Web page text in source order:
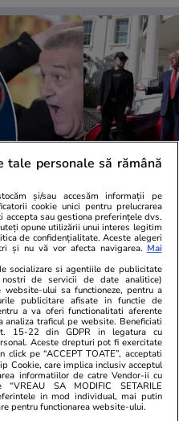
de la
să-i
Spotmedia.ro
Trump
electrice au
stârnește
08:45
principal într-un clip
milioane de
tale personale să rămână
și/sau accesăm informații pe
cookie unici pentru prelucrarea
accepta sau gestiona preferințele dvs.
opune utilizării unui interes legitim
de confidențialitate. Aceste alegeri
și nu vă vor afecta navigarea. Mai
socializare si agentiile de publicitate
de servicii de date analitice)
ului sa functioneze, pentru a
publicitare afisate in functie de
a va oferi functionalitati aferente
analiza traficul pe website. Beneficiati
15-22 din GDPR in legatura cu
Aceste drepturi pot fi exercitate
click pe “ACCEPT TOATE”, acceptati
Cookie, care implica inclusiv acceptul
informatiilor de catre Vendor-ii cu
SA MODIFIC SETARILE
in mod individual, mai putin
pentru functionarea website-ului.